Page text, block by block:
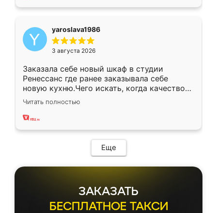
yaroslava1986
3 августа 2026
Заказала себе новый шкаф в студии
Ренессанс где ранее заказывала себе
новую кухню.Чего искать, когда качеством
вполне довольна. Служит кухня уже почти
два года, нареканий нет.
Читать полностью
Еще
ЗАКАЗАТЬ
БЕСПЛАТНОЕ ТАКСИ